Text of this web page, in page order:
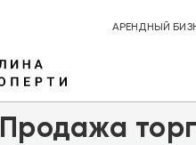
АРЕНДНЫЙ
Продажа